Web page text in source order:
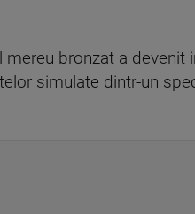
mereu bronzat a
simulate dintr-un